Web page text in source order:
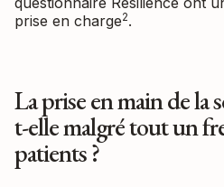
prise en charge2.
La prise en main de
t-elle malgré tout un
patients ?